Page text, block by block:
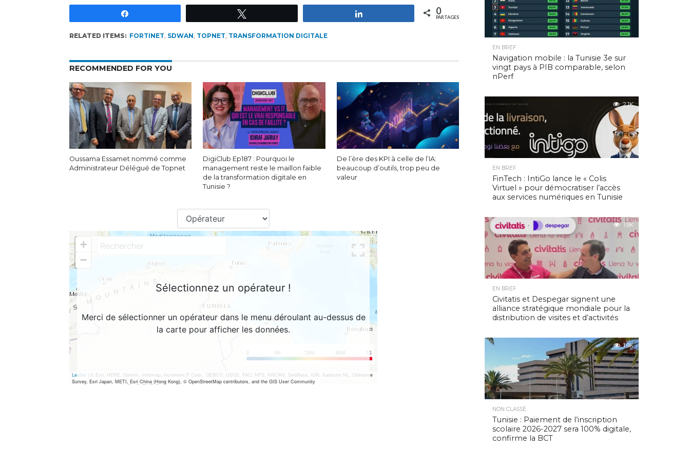
0
PARTAGES
RELATED ITEMS: FORTINET, SDWAN, TOPNET, TRANSFORMATION DIGITALE
RECOMMENDED FOR YOU
Oussama Essamet nommé comme
Administrateur Délégué de Topnet
DigiClub Ep187 : Pourquoi le
management reste le maillon faible
de la transformation digitale en
Tunisie ?
De l’ère des KPI à celle de l’IA:
beaucoup d’outils, trop peu de
valeur
EN BREF
Navigation mobile : la Tunisie 3e sur
vingt pays à PIB comparable, selon
nPerf
2.1K
EN BREF
FinTech : IntiGo lance le « Colis
Virtuel » pour démocratiser l’accès
aux services numériques en Tunisie
1.9K
EN BREF
Civitatis et Despegar signent une
alliance stratégique mondiale pour la
distribution de visites et d’activités
1.9K
NON CLASSÉ
Tunisie : Paiement de l’inscription
scolaire 2026-2027 sera 100% digitale,
confirme la BCT